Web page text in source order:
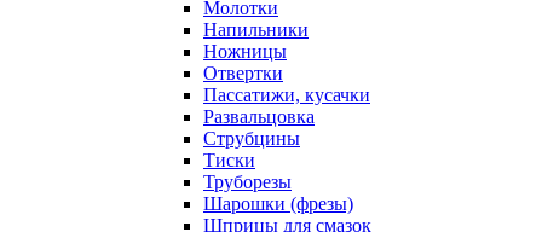
Молотки
Напильники
Ножницы
Отвертки
Пассатижи, кусачки
Развальцовка
Струбцины
Тиски
Труборезы
Шарошки (фрезы)
Шприцы для смазок